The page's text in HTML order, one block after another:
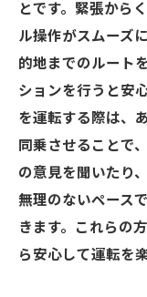
運転仲
仲間を
運転仲間
サポート
ペーパー
リット
共に成長
とです。緊張から
ル操作がスムーズ
的地までのルート
ションを行うと安
を運転する際は、
同乗させることで
の意見を聞いたり
無理のないペース
きます。これらの
ら安心して運転を